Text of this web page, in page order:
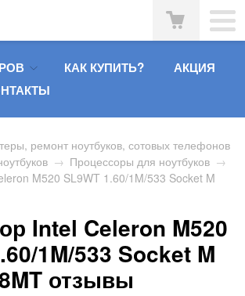
КАК КУПИТЬ?
АКЦИЯ
ремонт ноутбуков, сотовых телефонов
→ Процессоры для ноутбуков →
M520 SL9WT 1.60/1M/533 Socket M
Intel Celeron M520
1M/533 Socket M
отзывы